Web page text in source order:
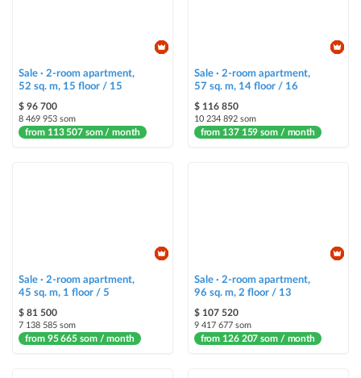
and help sell it faster
Sale · 2-room apartment,
52 sq. m, 15 floor / 15
$ 96 700
8 469 953 som
from 113 507 som / month
Sale · 2-room apartment,
57 sq. m, 14 floor / 16
$ 116 850
10 234 892 som
from 137 159 som / month
Sale · 2-room apartment,
45 sq. m, 1 floor / 5
$ 81 500
7 138 585 som
from 95 665 som / month
Sale · 2-room apartment,
96 sq. m, 2 floor / 13
$ 107 520
9 417 677 som
from 126 207 som / month